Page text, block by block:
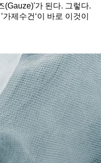
(Gauze)'가 된다. 그렇다.
제수건‘이 바로 이것이